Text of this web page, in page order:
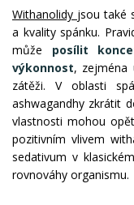
Withanolidy jsou také
a kvality spánku.
může posílit
výkonnost, zejména
zátěži. V oblasti
ashwagandhy zkrátit
vlastnosti mohou
pozitivním vlivem
sedativum v
rovnováhy organismu.